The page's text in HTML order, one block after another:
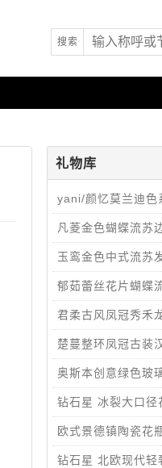
搜索
礼物库
yani/颜忆莫兰迪色
凡菱金色蝴蝶流苏
玉鸾金色中式流苏
郁茹蕾丝花片蝴蝶
君柔古风凤冠秀禾
楚蔓整环凤冠古装
奥斯本创意绿色玻
钻石星 冰裂大口径
欧式景德镇陶瓷花
钻石星 北欧现代轻